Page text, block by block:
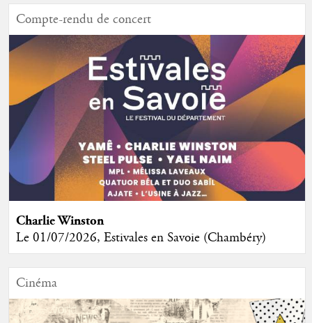
Compte-rendu de concert
Charlie Winston
Le 01/07/2026, Estivales en Savoie (Chambéry)
Cinéma